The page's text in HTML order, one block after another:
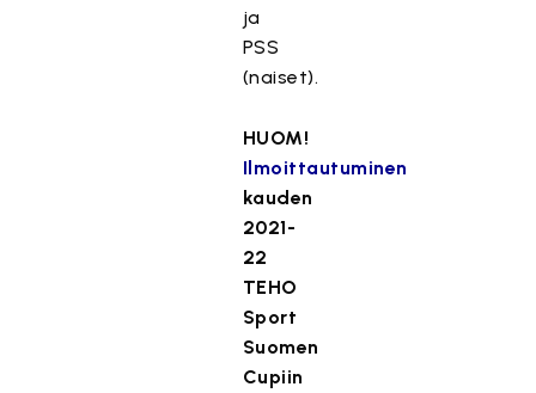
ja
PSS
(naiset).
HUOM!
Ilmoittautuminen
kauden
2021-
22
TEHO
Sport
Suomen
Cupiin